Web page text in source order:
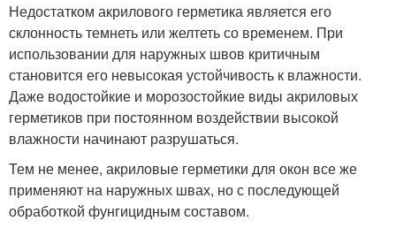
Недостатком акрилового герметика является его
склонность темнеть или желтеть со временем. При
использовании для наружных швов критичным
становится его невысокая устойчивость к влажности.
Даже водостойкие и морозостойкие виды акриловых
герметиков при постоянном воздействии высокой
влажности начинают разрушаться.
Тем не менее, акриловые герметики для окон все же
применяют на наружных швах, но с последующей
обработкой фунгицидным составом.